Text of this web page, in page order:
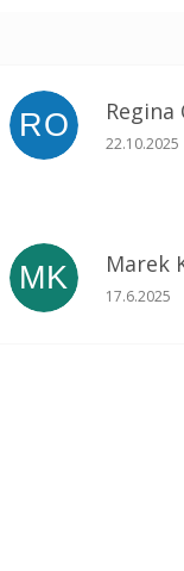
RO Regina
Ocena
22.10.2025
MK Marek
Ocena
17.6.2025